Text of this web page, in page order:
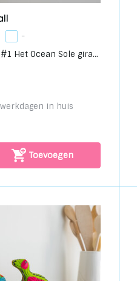
-
#1 Het Ocean Sole gira...
in huis
Toevoegen